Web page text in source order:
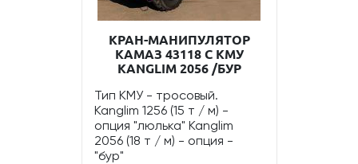
КРАН-МАНИПУЛЯТОР
КАМАЗ 43118 С КМУ
KANGLIM 2056 /БУР
Тип КМУ - тросовый.
Kanglim 1256 (15 т / м) -
опция "люлька" Kanglim
2056 (18 т / м) - опция -
"бур"